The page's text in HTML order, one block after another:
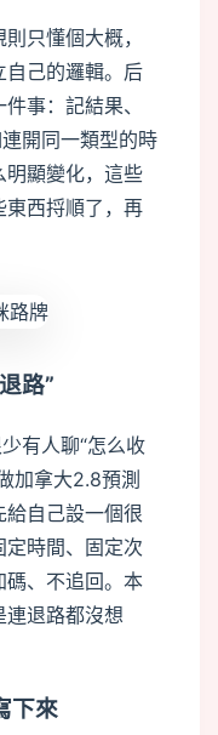
只懂個大概，
自己的邏輯。后
事：記結果、
開同一類型的時
明顯變化，這些
東西捋順了，再
路”
有人聊“怎么收
加拿大2.8預測
自己設一個很
時間、固定次
碼、不追回。本
連退路都沒想
下來